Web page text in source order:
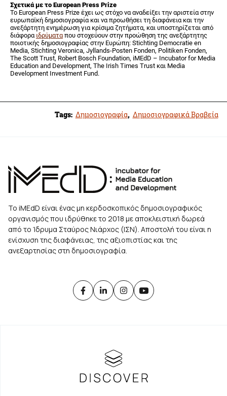
Σχετικά με το European Press Prize
Το European Press Prize έχει ως στόχο να αναδείξει την αριστεία στην
ευρωπαϊκή δημοσιογραφία και να προωθήσει τη διαφάνεια και την
ανεξάρτητη ενημέρωση για κρίσιμα ζητήματα, και υποστηρίζεται από
διάφορα ιδρύματα που στοχεύουν στην προώθηση της ανεξάρτητης
ποιοτικής δημοσιογραφίας στην Ευρώπη: Stichting Democratie en
Media, Stichting Veronica, Jyllands-Posten Fonden, Politiken Fonden,
The Scott Trust, Robert Bosch Foundation, iMEdD – Incubator for Media
Education and Development, The Irish Times Trust και Media
Development Investment Fund.
Tags: Δημοσιογραφία, Δημοσιογραφικά Βραβεία
Το iMEdD είναι ένας μη κερδοσκοπικός δημοσιογραφικός
οργανισμός που ιδρύθηκε το 2018 με αποκλειστική δωρεά
από το Ίδρυμα Σταύρος Νιάρχος (ΙΣΝ). Αποστολή του είναι η
ενίσχυση της διαφάνειας, της αξιοπιστίας και της
ανεξαρτησίας στη δημοσιογραφία.